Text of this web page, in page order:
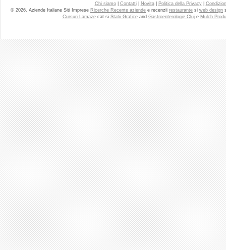
Chi siamo| Contatti| Novita| Politica della Privacy|
© 2026. Aziende Italiane Siti Imprese Ricerche Recente aziende e recenzii restaurante si web design
Cursuri Lamazecat si Statii Graficeand Gastroenterologie Cluje Mulch